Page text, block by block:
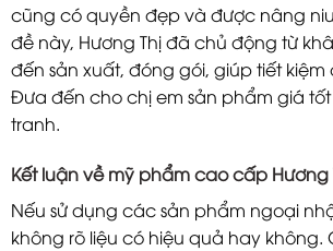
cũng có quyền đẹp và được nâng
đề này, Hương Thị đã chủ động từ
đến sản xuất, đóng gói, giúp tiết
Đưa đến cho chị em sản phẩm giá
tranh.
Kết luận về mỹ phẩm cao cấp Hương
Nếu sử dụng các sản phẩm ngoại
không rõ liệu có hiệu quả hay không.